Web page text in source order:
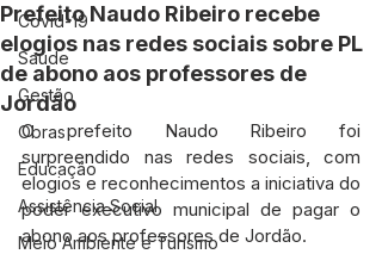
Covid-19
Saúde
Gestão
Obras
Educação
Assistência Social
Meio Ambiente e Turismo
Prefeito Naudo Ribeiro recebe
elogios nas redes sociais sobre PL
de abono aos professores de
Jordão
O prefeito Naudo Ribeiro foi
surpreendido nas redes sociais, com
elogios e reconhecimentos a iniciativa do
poder executivo municipal de pagar o
abono aos professores de Jordão.